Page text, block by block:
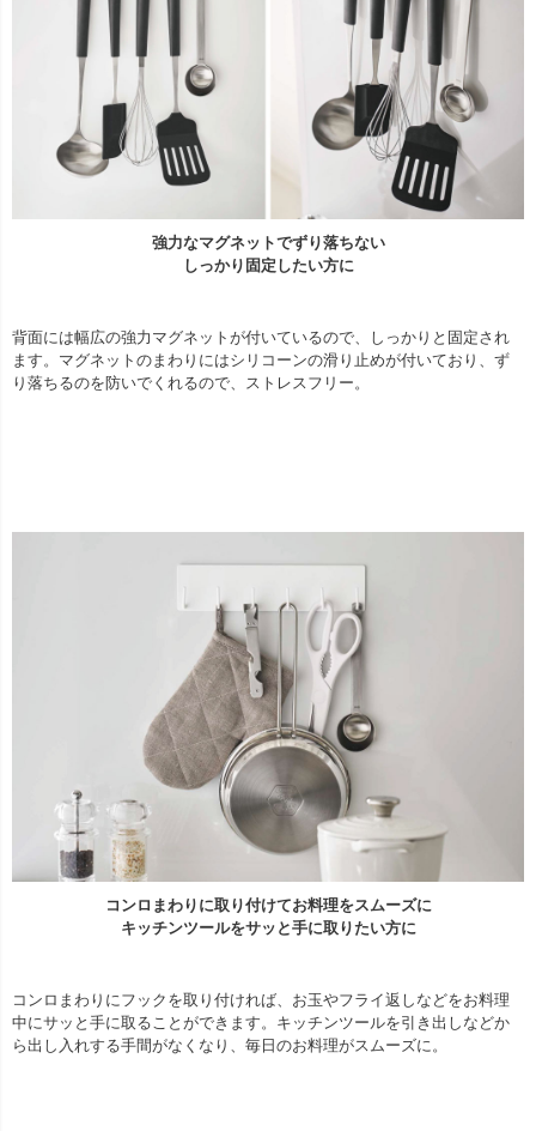
強力なマグネットでずり落ちない
しっかり固定したい方に
背面には幅広の強力マグネットが付いているので、しっかりと固定され
ます。マグネットのまわりにはシリコーンの滑り止めが付いており、ず
り落ちるのを防いでくれるので、ストレスフリー。
コンロまわりに取り付けてお料理をスムーズに
キッチンツールをサッと手に取りたい方に
コンロまわりにフックを取り付ければ、お玉やフライ返しなどをお料理
中にサッと手に取ることができます。キッチンツールを引き出しなどか
ら出し入れする手間がなくなり、毎日のお料理がスムーズに。